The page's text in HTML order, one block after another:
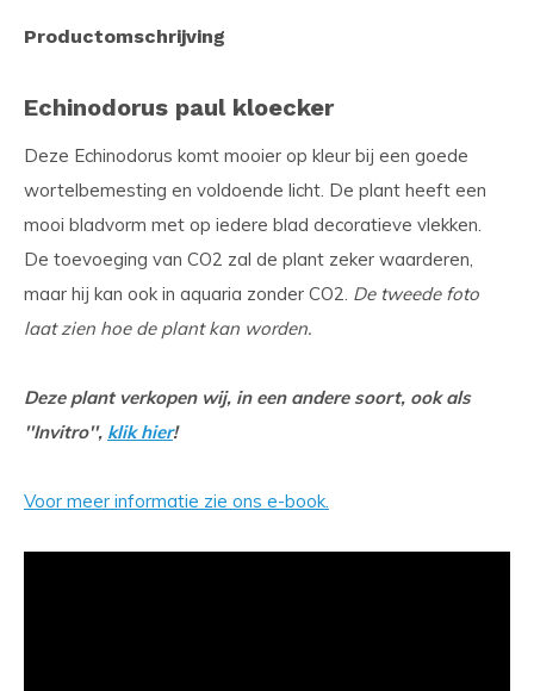
Productomschrijving
Echinodorus paul kloecker
Deze Echinodorus komt mooier op kleur bij een goede
wortelbemesting en voldoende licht. De plant heeft een
mooi bladvorm met op iedere blad decoratieve vlekken.
De toevoeging van CO2 zal de plant zeker waarderen,
maar hij kan ook in aquaria zonder CO2. De tweede foto
laat zien hoe de plant kan worden.
Deze plant verkopen wij, in een andere soort, ook als
''Invitro'', klik hier!
Voor meer informatie zie ons e-book.